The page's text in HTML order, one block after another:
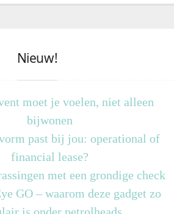
Nieuw!
moet je voelen, niet alleen
bijwonen
past bij jou: operational of
financial lease?
met een grondige check
GO – waarom deze gadget zo